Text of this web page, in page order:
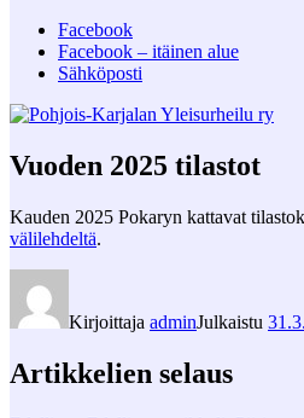
Facebook
Facebook – itäinen alue
Sähköposti
Vuoden 2025 tilastot
Kauden 2025 Pokaryn kattavat
välilehdeltä.
Kirjoittaja adminJulkaistu
Artikkelien selaus